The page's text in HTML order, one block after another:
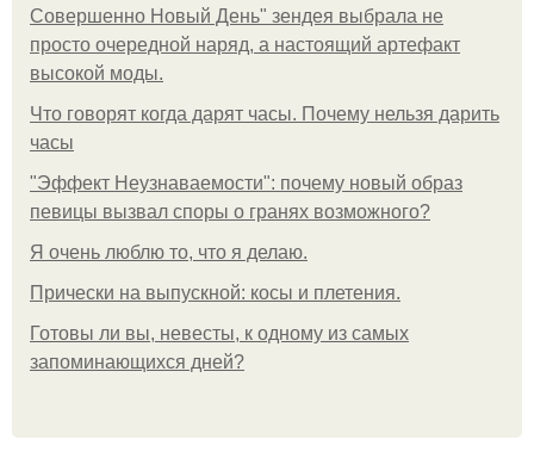
Совершенно Новый День" зендея выбрала не
просто очередной наряд, а настоящий артефакт
высокой моды.
Что говорят когда дарят часы. Почему нельзя дарить
часы
"Эффект Неузнаваемости": почему новый образ
певицы вызвал споры о гранях возможного?
Я очень люблю то, что я делаю.
Прически на выпускной: косы и плетения.
Готовы ли вы, невесты, к одному из самых
запоминающихся дней?